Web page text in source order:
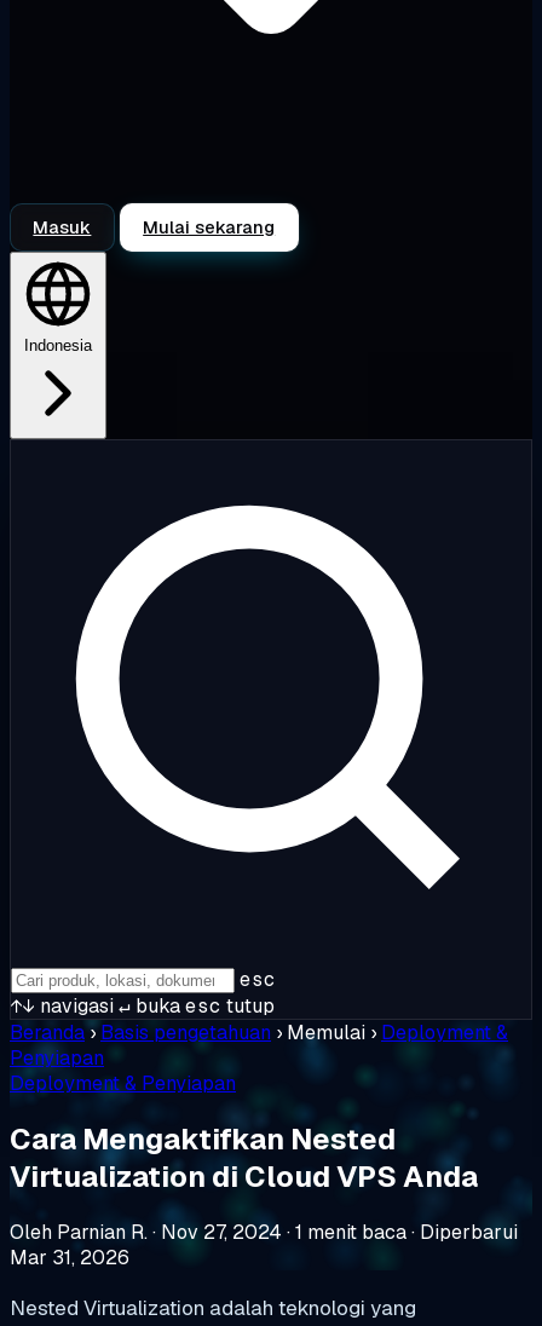
Masuk Mulai sekarang
Indonesia
esc
↑↓ navigasi↵ bukaesc tutup
Beranda› Basis pengetahuan › Memulai › Deployment &
Penyiapan
Deployment & Penyiapan
Cara Mengaktifkan Nested
Virtualization di Cloud VPS Anda
Oleh Parnian R.· Nov 27, 2024 ·1 menit baca· Diperbarui
Mar 31, 2026
Nested Virtualization adalah teknologi yang